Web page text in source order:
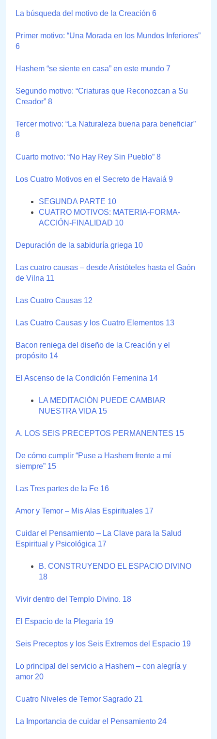
La búsqueda del motivo de la Creación 6
Primer motivo: “Una Morada en los Mundos Inferiores”
6
Hashem “se siente en casa” en este mundo 7
Segundo motivo: “Criaturas que Reconozcan a Su
Creador” 8
Tercer motivo: “La Naturaleza buena para beneficiar”
8
Cuarto motivo: “No Hay Rey Sin Pueblo” 8
Los Cuatro Motivos en el Secreto de Havaiá 9
SEGUNDA PARTE 10
CUATRO MOTIVOS: MATERIA-FORMA-
ACCIÓN-FINALIDAD 10
Depuración de la sabiduría griega 10
Las cuatro causas – desde Aristóteles hasta el Gaón
de Vilna 11
Las Cuatro Causas 12
Las Cuatro Causas y los Cuatro Elementos 13
Bacon reniega del diseño de la Creación y el
propósito 14
El Ascenso de la Condición Femenina 14
LA MEDITACIÓN PUEDE CAMBIAR
NUESTRA VIDA 15
A. LOS SEIS PRECEPTOS PERMANENTES 15
De cómo cumplir “Puse a Hashem frente a mí
siempre” 15
Las Tres partes de la Fe 16
Amor y Temor – Mis Alas Espirituales 17
Cuidar el Pensamiento – La Clave para la Salud
Espiritual y Psicológica 17
B. CONSTRUYENDO EL ESPACIO DIVINO
18
Vivir dentro del Templo Divino. 18
El Espacio de la Plegaria 19
Seis Preceptos y los Seis Extremos del Espacio 19
Lo principal del servicio a Hashem – con alegría y
amor 20
Cuatro Niveles de Temor Sagrado 21
La Importancia de cuidar el Pensamiento 24